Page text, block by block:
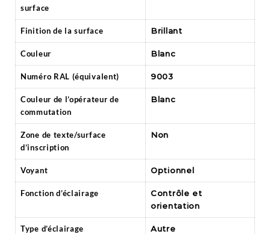
surface
Finition de la surface Brillant
Couleur Blanc
Numéro RAL (équivalent) 9003
Couleur de l’opérateur de
commutation
Blanc
Zone de texte/surface
d’inscription
Non
Voyant Optionnel
Fonction d’éclairage
Contrôle et
orientation
Type d’éclairage Autre